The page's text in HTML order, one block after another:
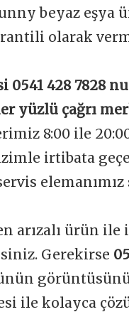
beyaz
olarak
0541 428 7828
yüzlü çağrı
8:00 ile
irtibata
elemanımız
arızalı ürün
Gerekirse
ile kolayca